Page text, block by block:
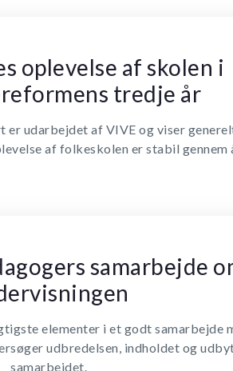
oplevelse af skolen i
tredje år
udarbejdet af VIVE og viser
af folkeskolen er stabil gennem
samarbejde
elementer i et godt samarbejde
udbredelsen, indholdet og
samarbejdet.